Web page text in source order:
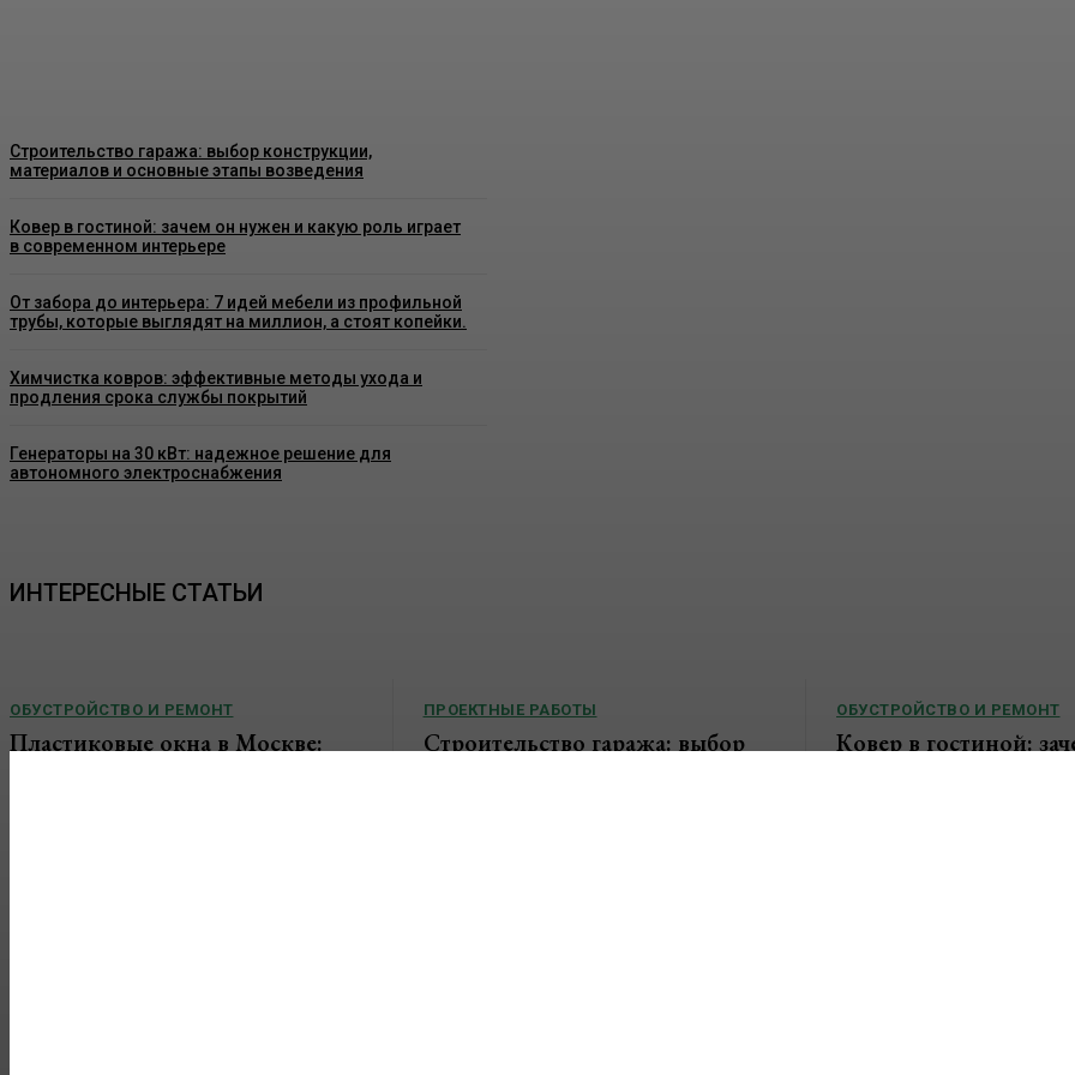
Строительство гаража: выбор конструкции,
материалов и основные этапы возведения
Ковер в гостиной: зачем он нужен и какую роль играет
в современном интерьере
От забора до интерьера: 7 идей мебели из профильной
трубы, которые выглядят на миллион, а стоят копейки.
Химчистка ковров: эффективные методы ухода и
продления срока службы покрытий
Генераторы на 30 кВт: надежное решение для
автономного электроснабжения
ИНТЕРЕСНЫЕ СТАТЬИ
ОБУСТРОЙСТВО И РЕМОНТ
Пластиковые окна в Москве:
ПРОЕКТНЫЕ РАБОТЫ
Строительство гаража: выбор
ОБУСТРОЙСТВО И РЕМОНТ
Ковер в гостиной: